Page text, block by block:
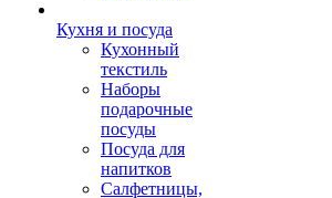
Кухня и посуда
Кухонный
текстиль
Наборы
подарочные
посуды
Посуда для
напитков
Салфетницы,